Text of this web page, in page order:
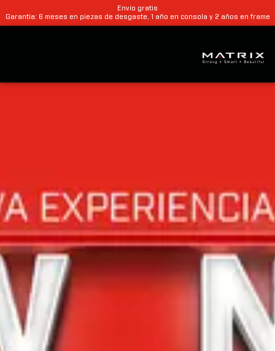
Envío gratis
Garantía: 6 meses en piezas de desgaste, 1 año en consola y 2 años en frame